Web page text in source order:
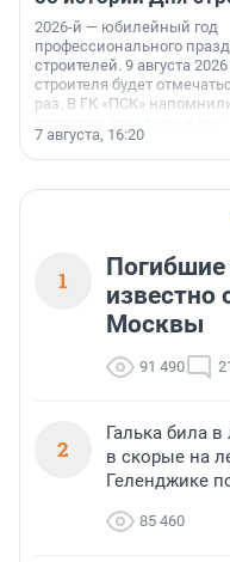
2026-й — юбилейный год
профессионального
строителей. 9 августа
строителя будет
раз. В ГК «ПСК»
поменялась роль
7 августа, 16:20
1
известно
Москвы
91 490
2
Галька била
в скорые на
Геленджике
85 460